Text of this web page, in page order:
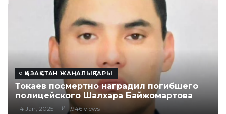
ҚАЗАҚСТАН ЖАҢАЛЫҚТАРЫ
Токаев посмертно наградил погибшего
полицейского Шалхара Байжомартова
14 Jan, 2025 1,946 views